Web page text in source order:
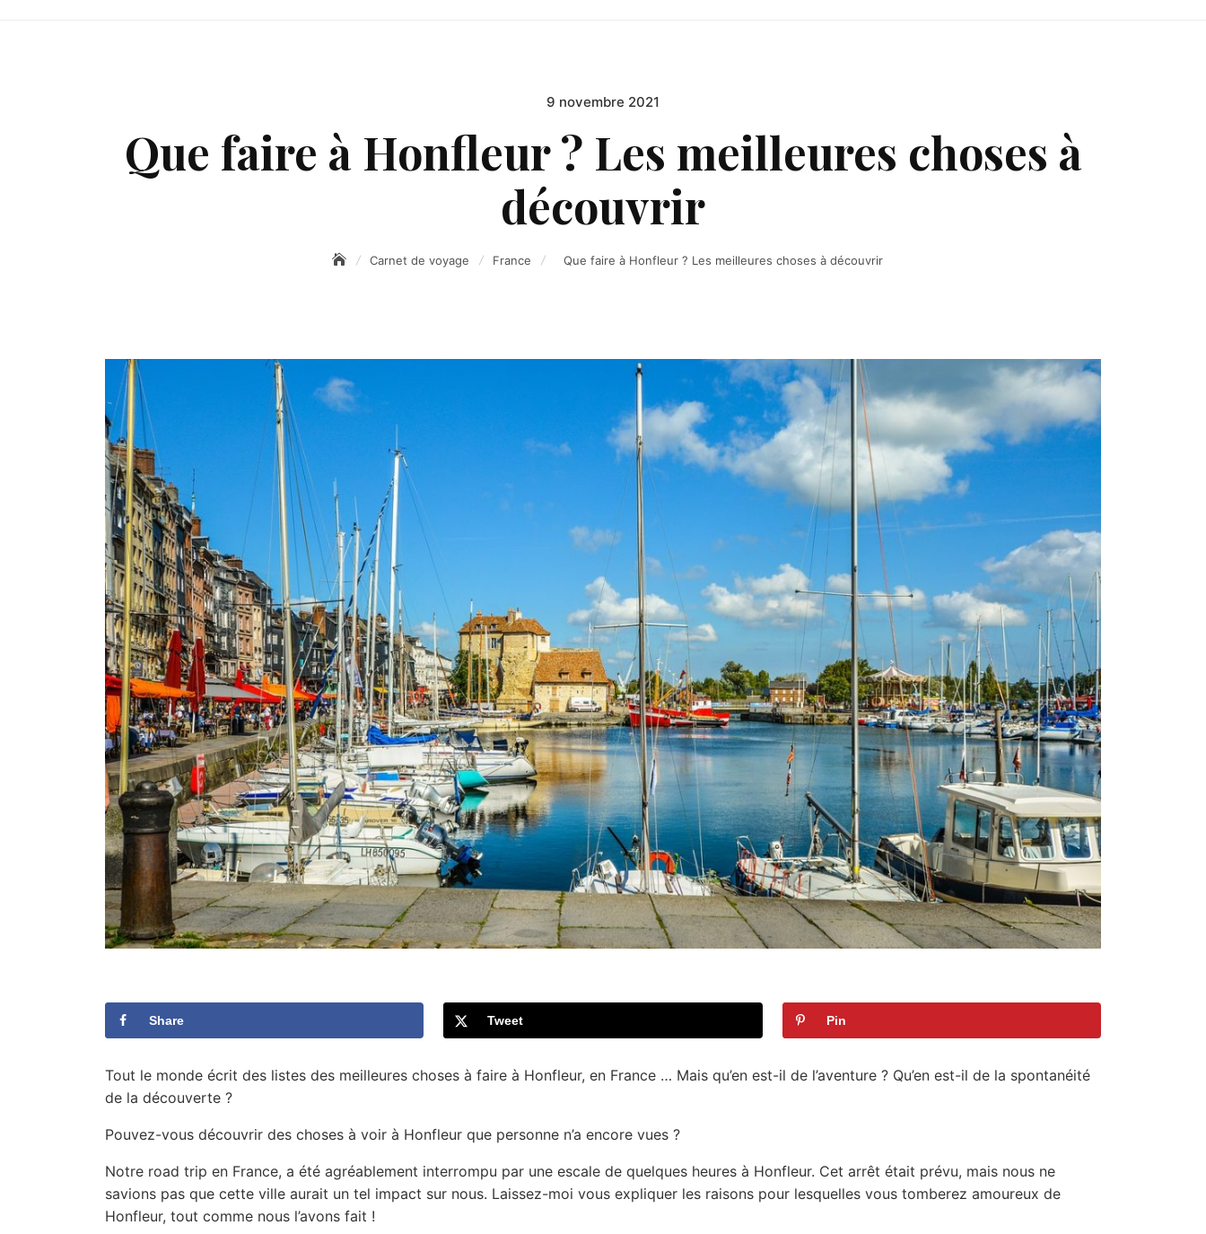
Posted
9 novembre 2021
Que faire à Honfleur ? Les meilleures choses à
découvrir
Carnet de voyage France Que faire à Honfleur ? Les meilleures choses à découvrir
Share Tweet Pin
Tout le monde écrit des listes des meilleures choses à faire à Honfleur, en France … Mais qu’en est-il de l’aventure ? Qu’en est-il de la spontanéité
de la découverte ?
Pouvez-vous découvrir des choses à voir à Honfleur que personne n’a encore vues ?
Notre road trip en France, a été agréablement interrompu par une escale de quelques heures à Honfleur. Cet arrêt était prévu, mais nous ne
savions pas que cette ville aurait un tel impact sur nous. Laissez-moi vous expliquer les raisons pour lesquelles vous tomberez amoureux de
Honfleur, tout comme nous l’avons fait !